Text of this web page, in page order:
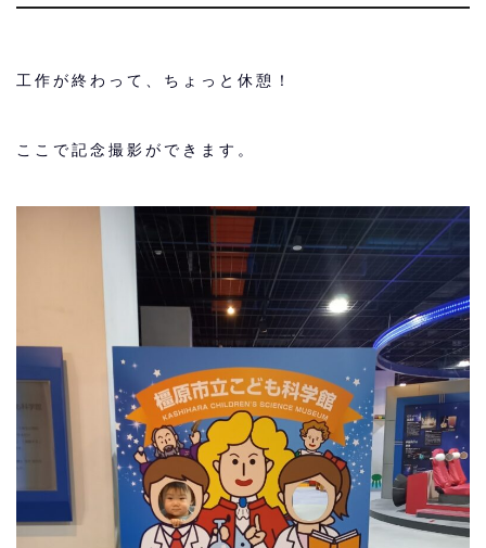
工作が終わって、ちょっと休憩！
ここで記念撮影ができます。